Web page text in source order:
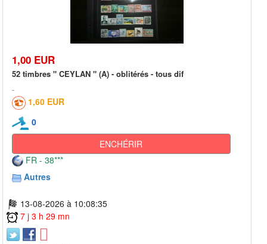
1,00 EUR
52 timbres " CEYLAN " (A) - oblitérés - tous dif
1,60 EUR
0
ENCHÉRIR
FR - 38***
Autres
13-08-2026 à 10:08:35
7 j 3 h 29 mn